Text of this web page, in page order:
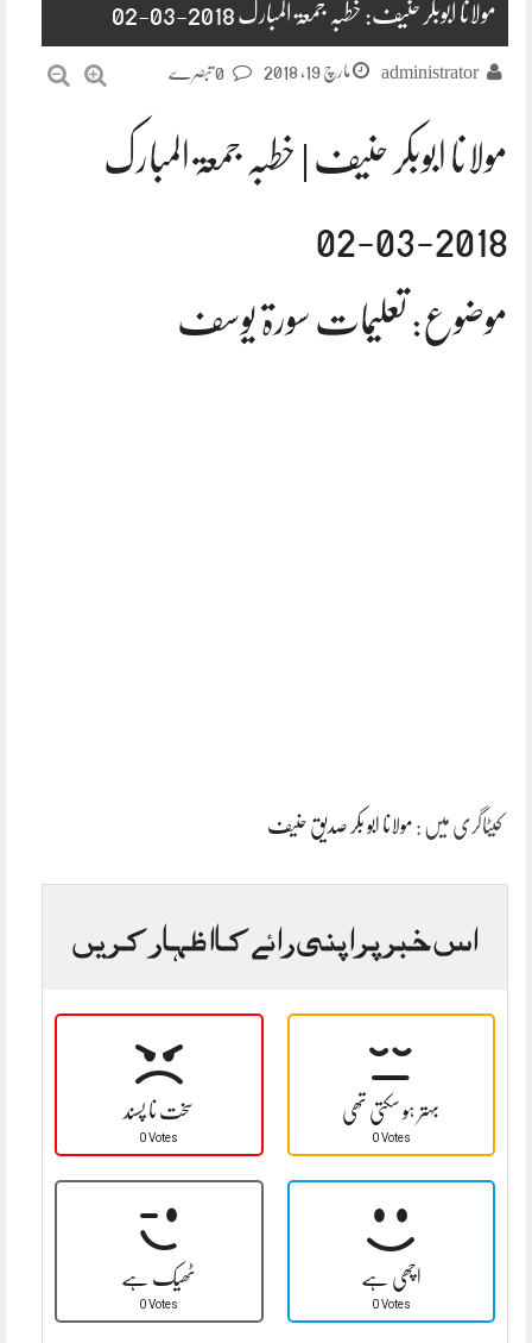
مولانا ابوبکر حنیف: خطبہ جمعۃ المبارک 2018-03-02
administrator مارچ 19, 2018
مولانا ابوبکر حنیف | خطبہ جمعۃ المبارک
2018-03-02
موضوع: تعلیمات سورۃ یوسف
کیٹاگری میں : مولانا ابو بکر صدیق حنیف
اس خبر پر اپنی رائے کا اظہار کریں
سخت نا پسند
0 Votes
بہتر ہو سکتی تھی
0 Votes
ٹھیک ہے
0 Votes
اچھی ہے
0 Votes